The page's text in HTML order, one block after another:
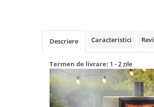
Aparate de tuns & ras
Descriere Caracteristici
Termen de livrare: 1 - 2 zile